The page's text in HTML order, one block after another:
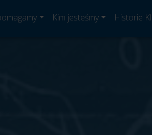
Kim jesteśmy Historie